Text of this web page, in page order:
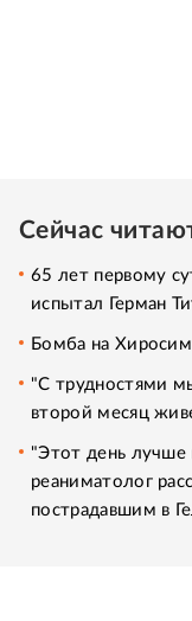
Сейчас
65 лет первому
испытал Герман
Бомба на
"С трудностями
второй месяц
"Этот день лучше
реаниматолог
пострадавшим в